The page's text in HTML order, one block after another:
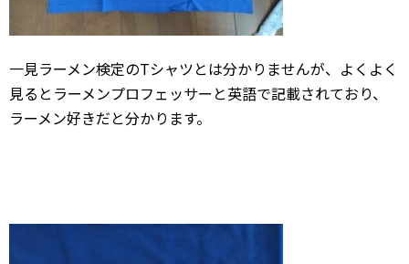
一見ラーメン検定のTシャツとは分かりませんが、よくよく
見るとラーメンプロフェッサーと英語で記載されており、
ラーメン好きだと分かります。